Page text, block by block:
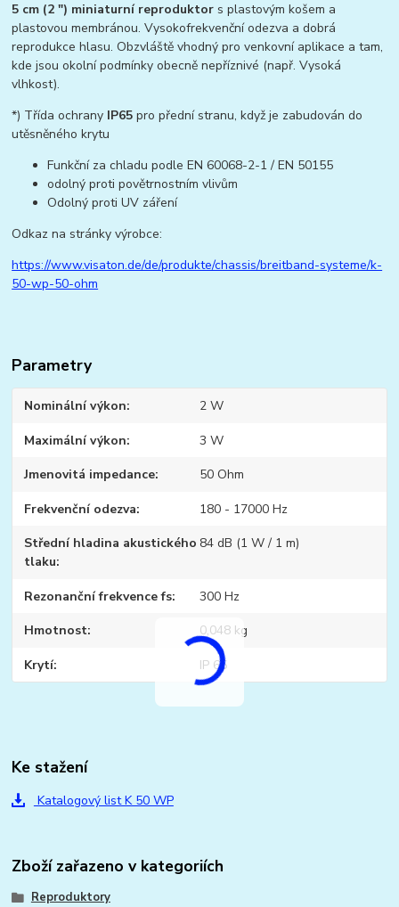
5 cm (2 ") miniaturní reproduktor s plastovým košem a
plastovou membránou. Vysokofrekvenční odezva a dobrá
reprodukce hlasu. Obzvláště vhodný pro venkovní aplikace a tam,
kde jsou okolní podmínky obecně nepříznivé (např. Vysoká
vlhkost).
*) Třída ochrany IP65pro přední stranu, když je zabudován do
utěsněného krytu
Funkční za chladu podle EN 60068-2-1 / EN 50155
odolný proti povětrnostním vlivům
Odolný proti UV záření
Odkaz na stránky výrobce:
https://www.visaton.de/de/produkte/chassis/breitband-systeme/k-
50-wp-50-ohm
Parametry
Nominální výkon 2 W
Maximální výkon 3 W
Jmenovitá impedance 50 Ohm
Frekvenční odezva 180 - 17000 Hz
Střední hladina akustického
tlaku
84 dB (1 W / 1 m)
Rezonanční frekvence fs 300 Hz
Hmotnost 0,048 kg
Krytí IP 65
Ke stažení
Katalogový list K 50 WP
Zboží zařazeno v kategoriích
Reproduktory